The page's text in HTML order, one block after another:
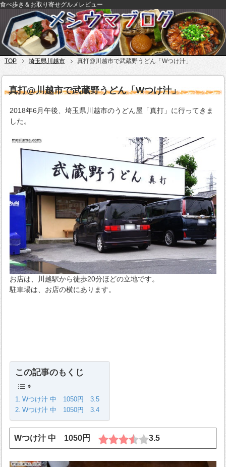
食べ歩き＆お取り寄せグルメレビュー
TOP 埼玉県川越市 真打@川越市で武蔵野うどん「Wつけ汁」
真打@川越市で武蔵野うどん「Wつけ汁」
2018年6月午後、埼玉県川越市のうどん屋「真打」に行ってきま
した。
お店は、川越駅から徒歩20分ほどの立地です。
駐車場は、お店の横にあります。
この記事のもくじ
Wつけ汁 中 1050円 3.5
Wつけ汁 中 1050円 3.4
Wつけ汁 中 1050円 3.5